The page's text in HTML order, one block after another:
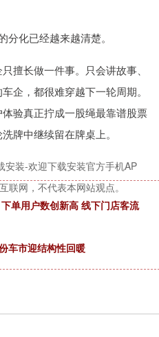
化已经越来越清楚。
长做一件事。只会讲故事、
企，都很难穿越下一轮周期。
验真正拧成一股绳最靠谱股票
牌中继续留在牌桌上。
安装-欢迎下载安装官方手机AP
联网，不代表本网站观点。
单用户数创新高 线下门店客流
车市迎结构性回暖
+3.42 +0.30%